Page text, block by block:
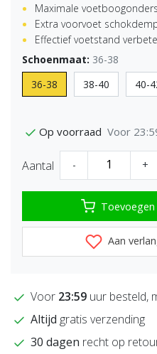
Maximale
Extra voorvoet
Effectief voetstand
Schoenmaat: 36-38
36-38
38-40 40-
Op voorraad Voor
Aantal - +
Aan
Voor 23:59 uur besteld,
Altijd gratis verzending
30 dagen recht op